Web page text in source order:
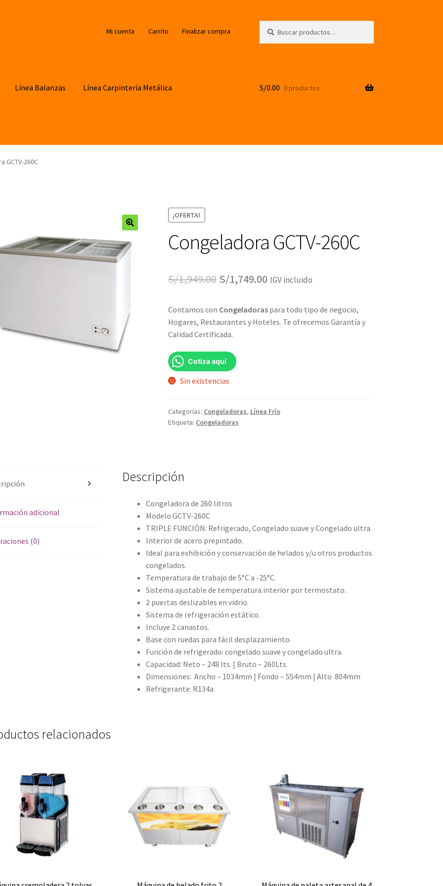
Mi cuenta Carrito Finalizar compra
por:
Línea Balanzas Línea Carpintería Metálica S/0.00 0 productos
GCTV-260C
¡OFERTA!
Congeladora GCTV-260C
S/1,949.00 El
original
era:
S/1,949.00.
S/1,749.00El
actual
IGV incluido
Contamos con Congeladoraspara todo tipo de negocio,
Hogares, Restaurantes y Hoteles. Te ofrecemos Garantía y
Calidad Certificada.
Cotiza aquí
Sin existencias
Categorías: Congeladoras, Línea Frío
Etiqueta: Congeladoras
adicional
(0)
Descripción
Congeladora de 260 litros
Modelo GCTV-260C
TRIPLE FUNCIÓN: Refrigerado, Congelado suave y Congelado ultra.
Interior de acero prepintado.
Ideal para exhibición y conservación de helados y/u otros productos
congelados.
Temperatura de trabajo de 5°C a -25°C.
Sistema ajustable de temperatura interior por termostato.
2 puertas deslizables en vidrio.
Sistema de refrigeración estático.
Incluye 2 canastos.
Base con ruedas para fácil desplazamiento.
Función de refrigerado: congelado suave y congelado ultra.
Capacidad: Neto – 248 lts. | Bruto – 260Lts.
Dimensiones: Ancho – 1034mm | Fondo – 554mm | Alto 804mm
Refrigerante: R134a
relacionados